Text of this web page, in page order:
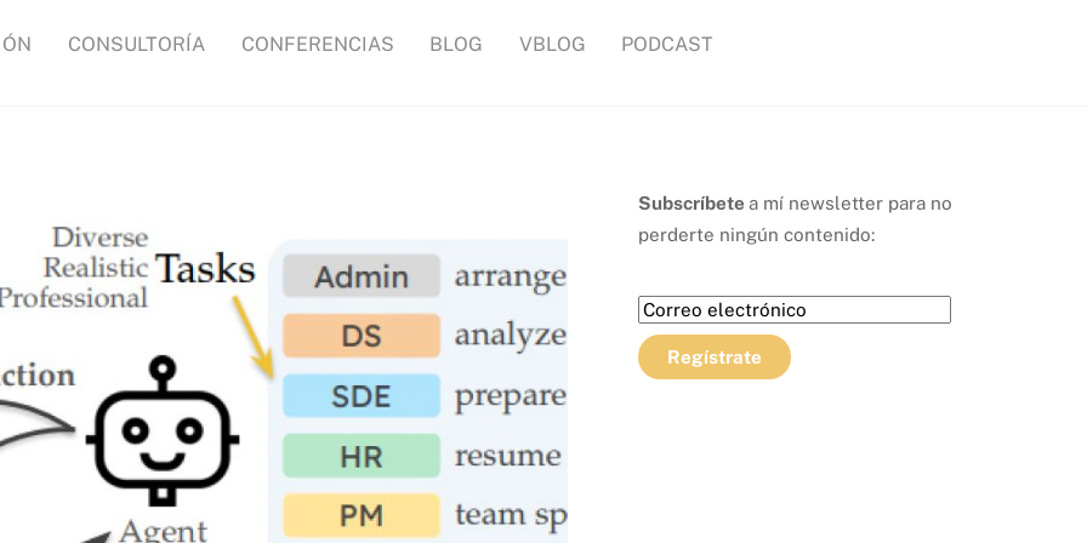
CONSULTORÍA CONFERENCIAS BLOG VBLOG PODCAST
Subscríbete a mí newsletter para no
perderte ningún contenido: